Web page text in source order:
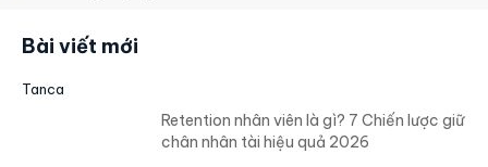
Bài viết mới
Tanca
Retention nhân viên là gì? 7 Chiến lược giữ
chân nhân tài hiệu quả 2026